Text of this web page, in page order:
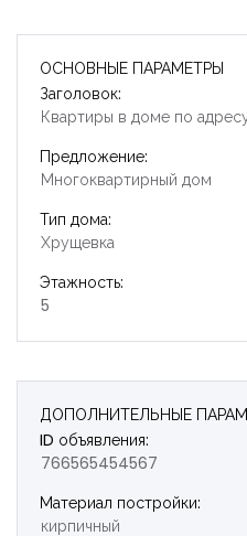
ОСНОВНЫЕ ПАРАМЕТРЫ
Заголовок:
Квартиры в доме по
Предложение:
Многоквартирный дом
Тип дома:
Хрущевка
Этажность:
5
ДОПОЛНИТЕЛЬНЫЕ
ID объявления:
766565454567
Материал постройки:
кирпичный